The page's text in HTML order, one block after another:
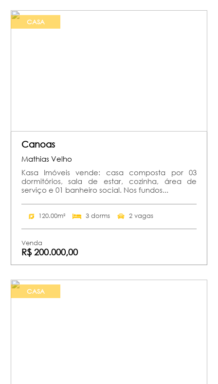
CASA
Canoas
Mathias Velho
Kasa Imóveis vende: casa composta por 03
dormitórios, sala de estar, cozinha, área de
serviço e 01 banheiro social. Nos fundos...
120.00m² 3 dorms 2 vagas
Venda
R$ 200.000,00
CASA